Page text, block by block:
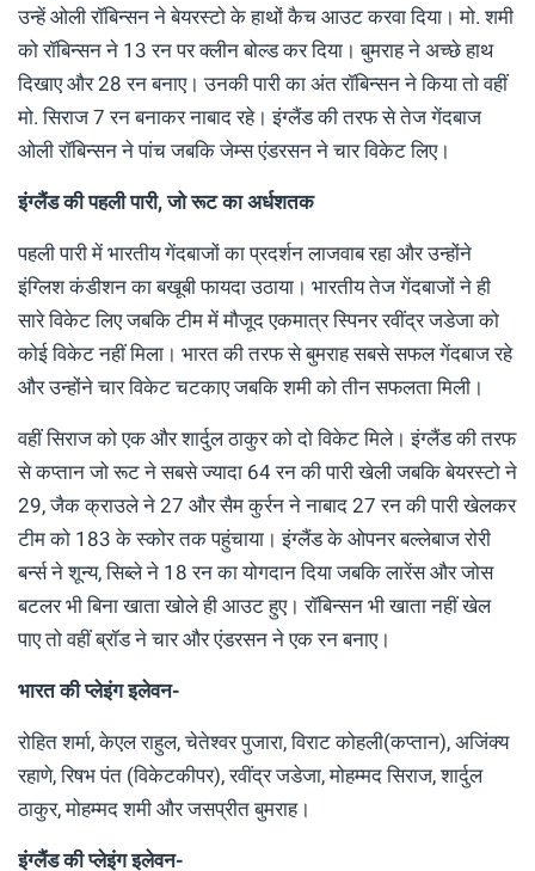
उन्हें ओली रॉबिन्सन ने बेयरस्टो के हाथों कैच आउट करवा दिया। मो. शमी
को रॉबिन्सन ने 13 रन पर क्लीन बोल्ड कर दिया। बुमराह ने अच्छे हाथ
दिखाए और 28 रन बनाए। उनकी पारी का अंत रॉबिन्सन ने किया तो वहीं
मो. सिराज 7 रन बनाकर नाबाद रहे। इंग्लैंड की तरफ से तेज गेंदबाज
ओली रॉबिन्सन ने पांच जबकि जेम्स एंडरसन ने चार विकेट लिए।
इंग्लैंड की पहली पारी, जो रूट का अर्धशतक
पहली पारी में भारतीय गेंदबाजों का प्रदर्शन लाजवाब रहा और उन्होंने
इंग्लिश कंडीशन का बखूबी फायदा उठाया। भारतीय तेज गेंदबाजों ने ही
सारे विकेट लिए जबकि टीम में मौजूद एकमात्र स्पिनर रवींद्र जडेजा को
कोई विकेट नहीं मिला। भारत की तरफ से बुमराह सबसे सफल गेंदबाज रहे
और उन्होंने चार विकेट चटकाए जबकि शमी को तीन सफलता मिली।
वहीं सिराज को एक और शार्दुल ठाकुर को दो विकेट मिले। इंग्लैंड की तरफ
से कप्तान जो रूट ने सबसे ज्यादा 64 रन की पारी खेली जबकि बेयरस्टो ने
29, जैक क्राउले ने 27 और सैम कुर्रन ने नाबाद 27 रन की पारी खेलकर
टीम को 183 के स्कोर तक पहुंचाया। इंग्लैंड के ओपनर बल्लेबाज रोरी
बर्न्स ने शून्य, सिब्ले ने 18 रन का योगदान दिया जबकि लारेंस और जोस
बटलर भी बिना खाता खोले ही आउट हुए। रॉबिन्सन भी खाता नहीं खेल
पाए तो वहीं ब्रॉड ने चार और एंडरसन ने एक रन बनाए।
भारत की प्लेइंग इलेवन-
रोहित शर्मा, केएल राहुल, चेतेश्वर पुजारा, विराट कोहली(कप्तान), अजिंक्य
रहाणे, रिषभ पंत (विकेटकीपर), रवींद्र जडेजा, मोहम्मद सिराज, शार्दुल
ठाकुर, मोहम्मद शमी और जसप्रीत बुमराह।
इंग्लैंड की प्लेइंग इलेवन-